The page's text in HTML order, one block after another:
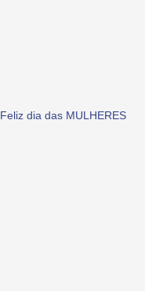
Feliz dia das MULHERES